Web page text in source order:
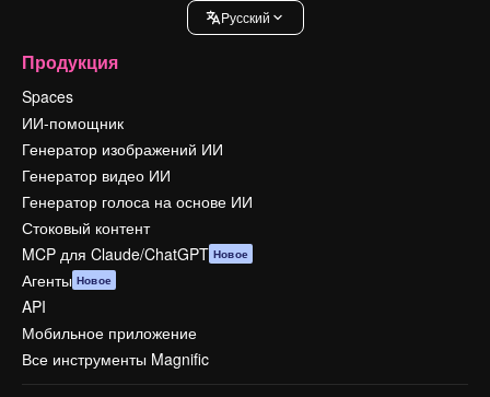
Pусский
Продукция
Spaces
ИИ-помощник
Генератор изображений ИИ
Генератор видео ИИ
Генератор голоса на основе ИИ
Стоковый контент
MCP для Claude/ChatGPT Новое
Агенты Новое
API
Мобильное приложение
Все инструменты Magnific